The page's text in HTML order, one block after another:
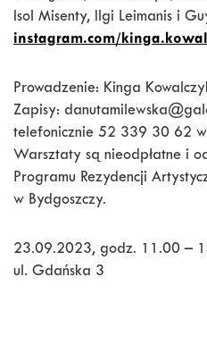
Isol Misenty, Ilgi Leimanis i
instagram.com/
Prowadzenie: Kinga
Zapisy:
telefonicznie 52 339 30 62
Warsztaty są nieodpłatne i
Programu Rezydencji
w Bydgoszczy.
23.09.2023, godz. 11.00 –
ul. Gdańska 3